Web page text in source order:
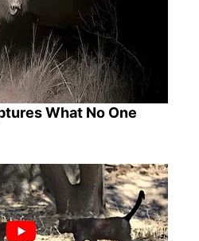
What No One